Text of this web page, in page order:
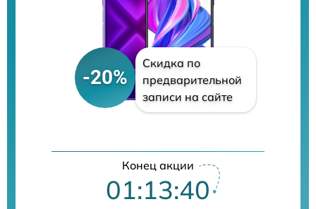
-20%
Скидка по
предварительной
записи на сайте
Конец акции
01:13:39